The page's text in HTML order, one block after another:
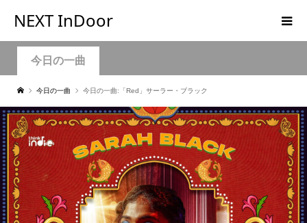
NEXT InDoor
今日の一曲
今日の一曲 今日の一曲:「Red」サーラー・ブラック